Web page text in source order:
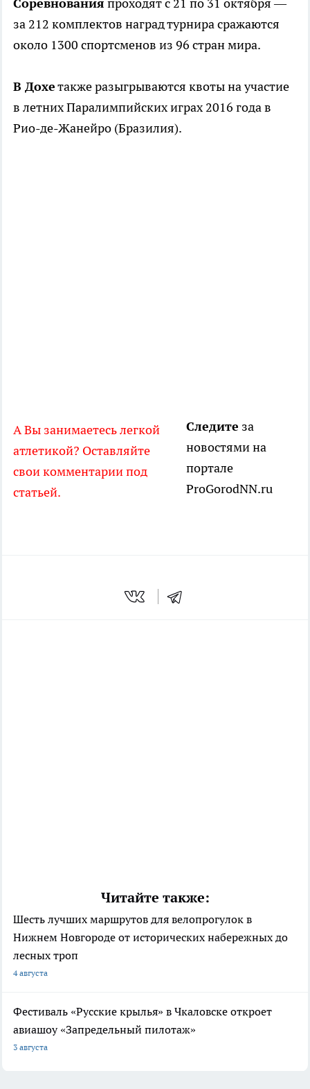
Соревнования проходят с 21 по 31 октября —
за 212 комплектов наград турнира сражаются
около 1300 спортсменов из 96 стран мира.
В Дохетакже разыгрываются квоты на участие
в летних Паралимпийских играх 2016 года в
Рио-де-Жанейро (Бразилия).
А Вы занимаетесь легкой
атлетикой? Оставляйте
свои комментарии под
статьей.
Следите за
новостями на
портале
ProGorodNN.ru
Читайте также:
Шесть лучших маршрутов для велопрогулок в
Нижнем Новгороде от исторических набережных до
лесных троп
4 августа
Фестиваль «Русские крылья» в Чкаловске откроет
авиашоу «Запредельный пилотаж»
3 августа